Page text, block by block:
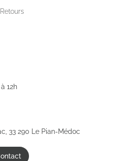
Retours
12h
33 290 Le Pian-Médoc